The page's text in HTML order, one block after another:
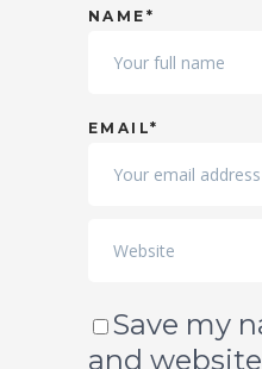
NAME*
EMAIL*
Save my
and